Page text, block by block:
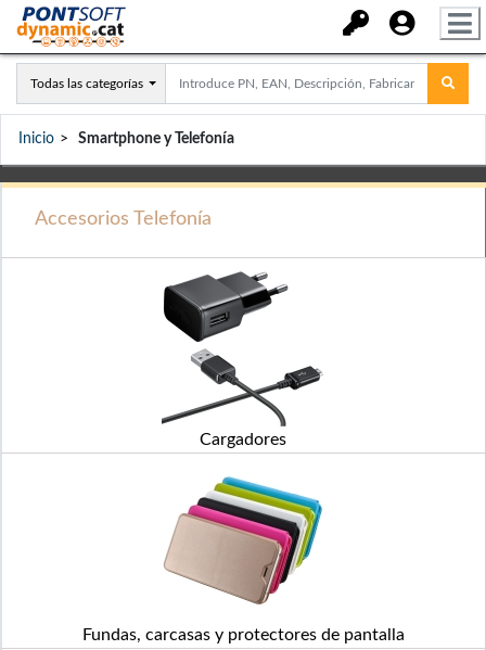
Todas las categorías
Inicio Smartphone y Telefonía
Accesorios Telefonía
Cargadores
Fundas, carcasas y protectores de pantalla